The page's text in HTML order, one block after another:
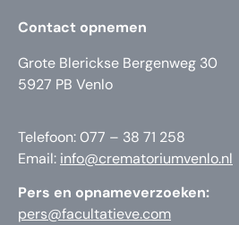
Contact opnemen
Grote Blerickse Bergenweg 30
5927 PB Venlo
Telefoon: 077 – 38 71 258
Email: info@crematoriumvenlo.nl
Pers en opnameverzoeken:
pers@facultatieve.com